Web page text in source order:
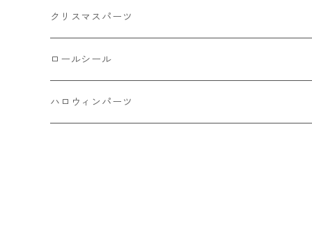
パン
ゼリー
お花
ミニパーツ ネイル
雑貨系
クラック
ソロバン型
アルファベット
不透明
3㎜
不透明タイプ
ミックスタイプ
4㎜
カラー丸カン
10㎜
ボールチップ
ピアスパーツ
クリスマスパーツ
プラチャーム
デコパーツ 貼り付けパーツ
ロールシール
サンキュー
ハロウィンパーツ